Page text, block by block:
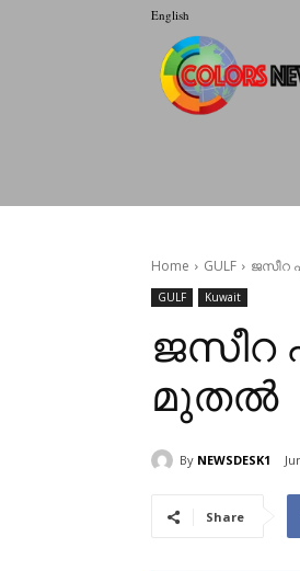
English
Home GULF ജസീറ
GULF Kuwait
ജസീറ
മുതൽ
By NEWSDESK1
Share